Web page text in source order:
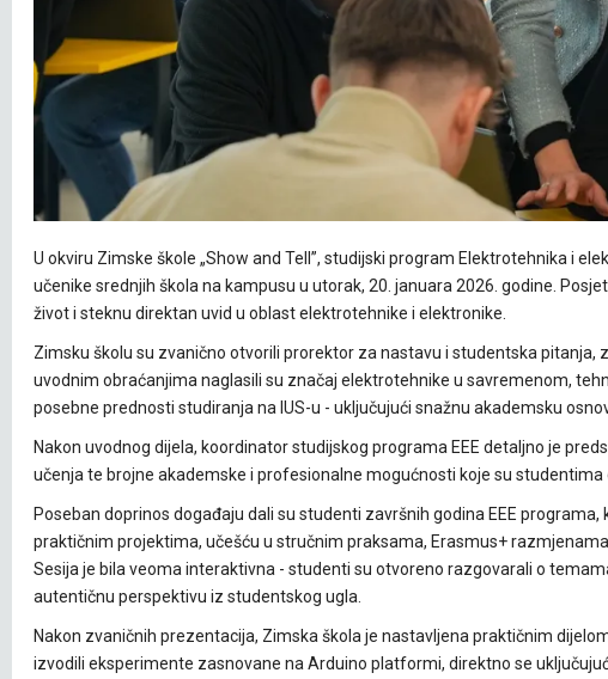
U okviru Zimske škole „Show and Tell”, studijski program Elektrotehnika i
učenike srednjih škola na kampusu u utorak, 20. januara 2026. godine.
život i steknu direktan uvid u oblast elektrotehnike i elektronike.
Zimsku školu su zvanično otvorili prorektor za nastavu i studentska
uvodnim obraćanjima naglasili su značaj elektrotehnike u savremenom,
posebne prednosti studiranja na IUS-u - uključujući snažnu akademsku
Nakon uvodnog dijela, koordinator studijskog programa EEE detaljno je
učenja te brojne akademske i profesionalne mogućnosti koje su studentima
Poseban doprinos događaju dali su studenti završnih godina EEE
praktičnim projektima, učešću u stručnim praksama, Erasmus+
Sesija je bila veoma interaktivna - studenti su otvoreno razgovarali o
autentičnu perspektivu iz studentskog ugla.
Nakon zvaničnih prezentacija, Zimska škola je nastavljena praktičnim
izvodili eksperimente zasnovane na Arduino platformi, direktno se